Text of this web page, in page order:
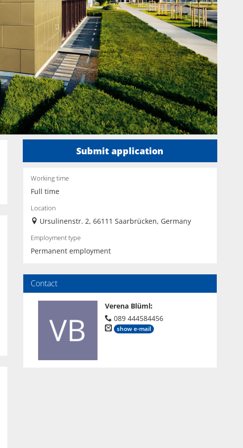
Submit application
Working time
Full time
Location
Ursulinenstr. 2, 66111 Saarbrücken, Germany
Employment type
Permanent employment
Contact
Verena Blüml:
089 444584456
show e-mail